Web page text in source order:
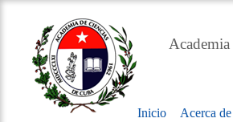
Inicio Acerca de